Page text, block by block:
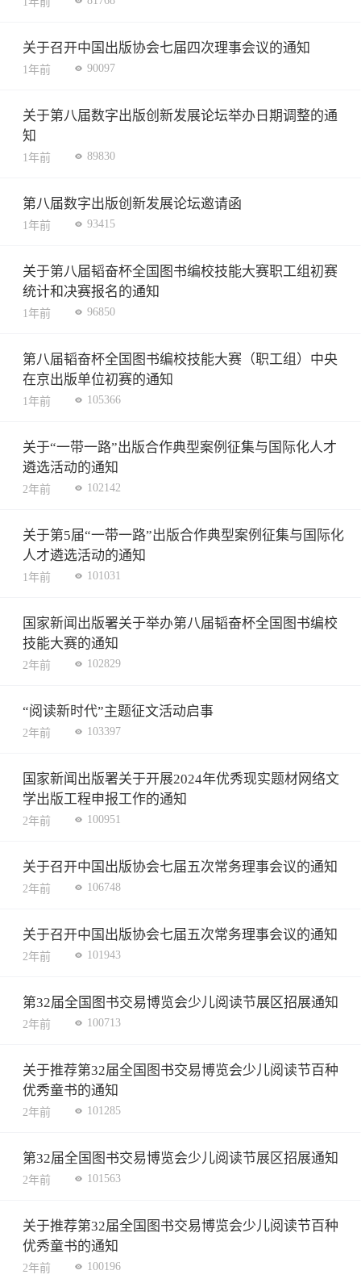
关于召开中国出版协会七届四次理事会议的通知
1年前 90097
关于第八届数字出版创新发展论坛举办日期调整的通
知
1年前 89830
第八届数字出版创新发展论坛邀请函
1年前 93415
关于第八届韬奋杯全国图书编校技能大赛职工组初赛
统计和决赛报名的通知
1年前 96850
第八届韬奋杯全国图书编校技能大赛（职工组）中央
在京出版单位初赛的通知
1年前 105366
关于“一带一路”出版合作典型案例征集与国际化人才
遴选活动的通知
2年前 102142
关于第5届“一带一路”出版合作典型案例征集与国际化
人才遴选活动的通知
1年前 101031
国家新闻出版署关于举办第八届韬奋杯全国图书编校
技能大赛的通知
2年前 102829
“阅读新时代”主题征文活动启事
2年前 103397
国家新闻出版署关于开展2024年优秀现实题材网络文
学出版工程申报工作的通知
2年前 100951
关于召开中国出版协会七届五次常务理事会议的通知
2年前 106748
关于召开中国出版协会七届五次常务理事会议的通知
2年前 101943
第32届全国图书交易博览会少儿阅读节展区招展通知
2年前 100713
关于推荐第32届全国图书交易博览会少儿阅读节百种
优秀童书的通知
2年前 101285
第32届全国图书交易博览会少儿阅读节展区招展通知
2年前 101563
关于推荐第32届全国图书交易博览会少儿阅读节百种
优秀童书的通知
2年前 100196